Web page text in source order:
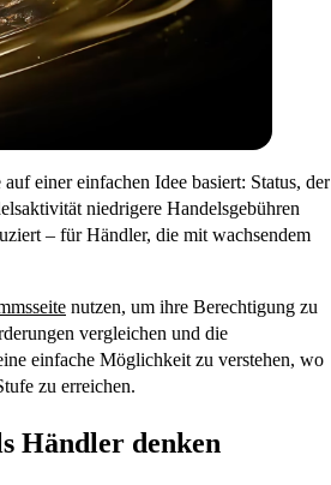
einer einfachen Idee basiert: Status, der
niedrigere Handelsgebühren
– für Händler, die mit wachsendem
nutzen, um ihre Berechtigung zu
vergleichen und die
einfache Möglichkeit zu verstehen, wo
zu erreichen.
Händler denken